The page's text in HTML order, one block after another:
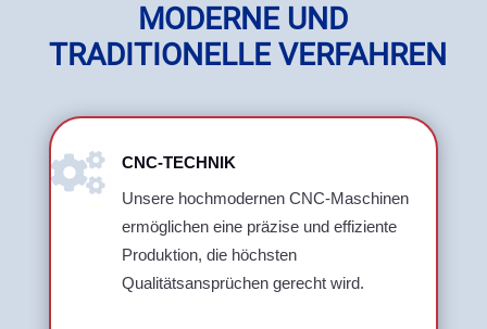
MODERNE UND
TRADITIONELLE VERFAHREN

CNC-TECHNIK
Unsere hochmodernen CNC-Maschinen
ermöglichen eine präzise und effiziente
Produktion, die höchsten
Qualitätsansprüchen gerecht wird.